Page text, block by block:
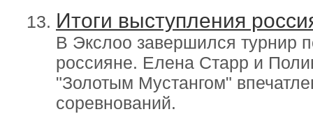
Итоги выступления
В Экслоо завершился турнир
россияне. Елена Старр и
"Золотым Мустангом"
соревнований.